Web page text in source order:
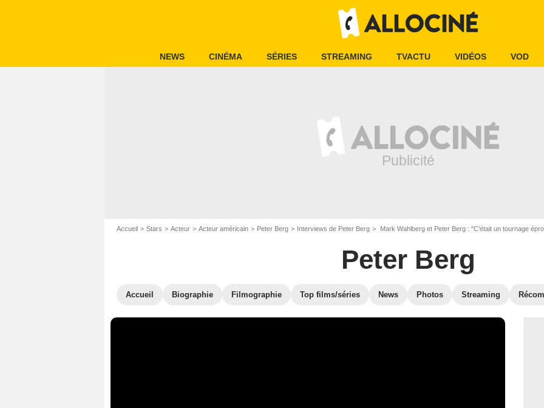
NEWS CINÉMA SÉRIES STREAMING TVACTU VIDÉOS VOD
Accueil Stars Acteur Acteur américain Peter Berg Interviews de Peter Berg Mark Wahlberg et Peter Berg : "C'était un tournage
Peter Berg
Accueil Biographie Filmographie Top films/séries News Photos Streaming